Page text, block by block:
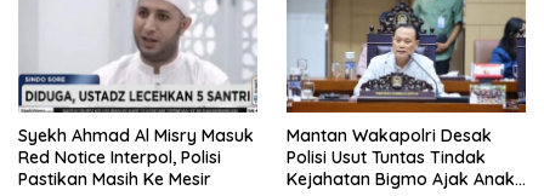
Syekh Ahmad Al Misry Masuk
Red Notice Interpol, Polisi
Pastikan Masih Ke Mesir
Mantan Wakapolri Desak
Polisi Usut Tuntas Tindak
Kejahatan Bigmo Ajak Anak